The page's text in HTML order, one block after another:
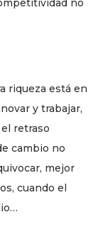
no
riqueza está en
y trabajar,
retraso
cambio no
mejor
cuando el